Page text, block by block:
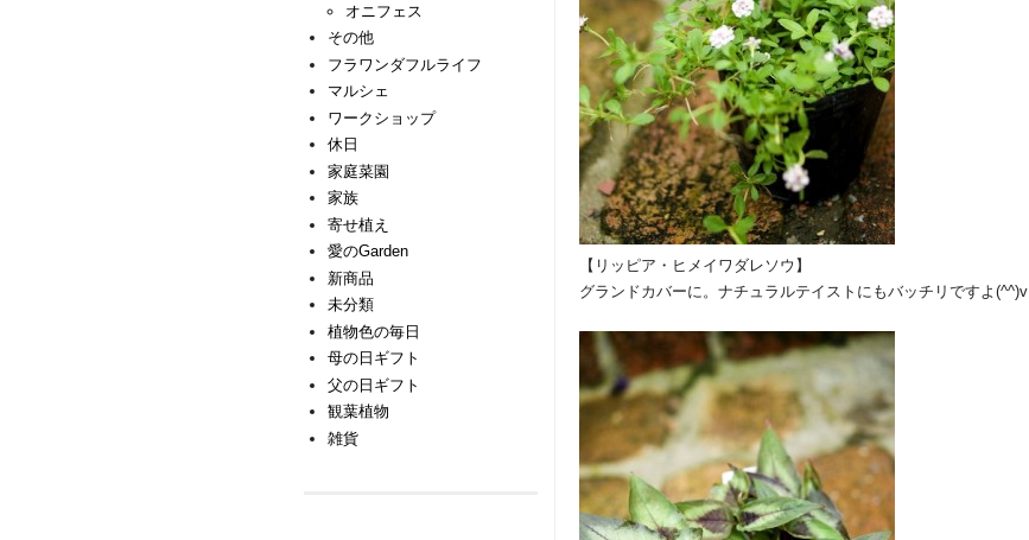
【リッピア・ヒメイワダレソウ】
グランドカバーに。ナチュラルテイストにもバッチリですよ(^^)v
オニフェス
その他
フラワンダフルライフ
マルシェ
ワークショップ
休日
家庭菜園
家族
寄せ植え
愛のGarden
新商品
未分類
植物色の毎日
母の日ギフト
父の日ギフト
観葉植物
雑貨